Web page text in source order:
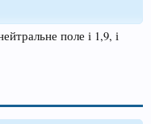
поле і 1,9, і